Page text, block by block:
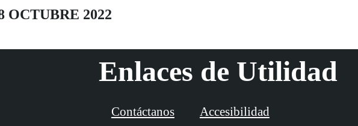
de la
OCTUBRE 2022
Enlaces de Utilidad
Contáctanos Accesibilidad